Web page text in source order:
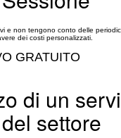
e non tengono conto delle
dei costi personalizzati.
GRATUITO
di un
settore